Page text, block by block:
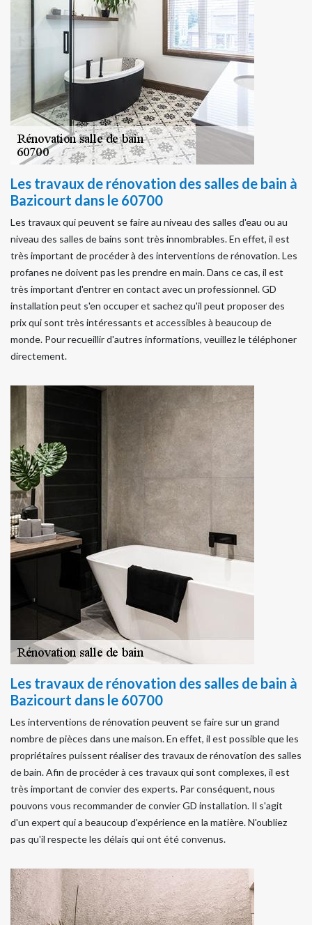
Les travaux de rénovation des salles de bain à
Bazicourt dans le 60700
Les travaux qui peuvent se faire au niveau des salles d'eau ou au
niveau des salles de bains sont très innombrables. En effet, il est
très important de procéder à des interventions de rénovation. Les
profanes ne doivent pas les prendre en main. Dans ce cas, il est
très important d'entrer en contact avec un professionnel. GD
installation peut s'en occuper et sachez qu'il peut proposer des
prix qui sont très intéressants et accessibles à beaucoup de
monde. Pour recueillir d'autres informations, veuillez le téléphoner
directement.
Les travaux de rénovation des salles de bain à
Bazicourt dans le 60700
Les interventions de rénovation peuvent se faire sur un grand
nombre de pièces dans une maison. En effet, il est possible que les
propriétaires puissent réaliser des travaux de rénovation des salles
de bain. Afin de procéder à ces travaux qui sont complexes, il est
très important de convier des experts. Par conséquent, nous
pouvons vous recommander de convier GD installation. Il s'agit
d'un expert qui a beaucoup d'expérience en la matière. N'oubliez
pas qu'il respecte les délais qui ont été convenus.